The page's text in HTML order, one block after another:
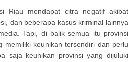
Riau mendapat citra negatif akibat
dan beberapa kasus kriminal lainnya
Tapi, di balik semua itu provinsi
memiliki keunikan tersendiri dan perlu
saja keunikan provinsi yang dijuluki